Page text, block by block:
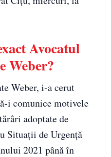
Avocatul
Weber?
Weber, i-a cerut
i comunice motivele
adoptate de
Situaţii de Urgenţă
2021 până în